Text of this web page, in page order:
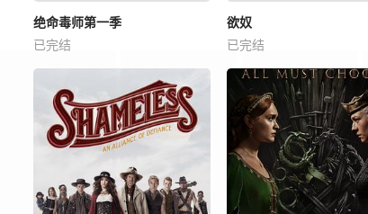
绝命毒师第一季
已完结
欲奴
已完结